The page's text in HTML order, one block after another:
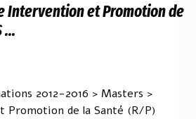
Intervention et Promotion de
...
2012-2016 > Masters >
Promotion de la Santé (R/P)